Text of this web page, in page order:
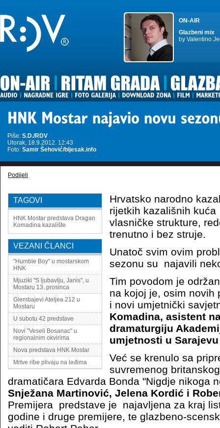
ON-AIR
Glazbeni mix
by Valentino
Piše: S.D./RDV
Utorak, 18.9.2012. 12:43
Foto: Samir Šehović/bljesak.info
Podijeli
TAGOVI
HNK Mostar predstava Dragan
Komadina kazalište
VEZANI ČLANCI
"Humble Boy" u mostarskom
HNK
Mjuzikl ''S ljubavlju, Janis'', u
Mostaru 13. prosinca
Glembajevi Ateljea 212 u
Mostaru
U subotu 42 predstave
Novi "Veseli Bosanac" u
regionalnim okvirima
Nova predstava HNK Mostar
Mrtve ribe plivaju na leđima
Hrvatsko narodno
rijetkih kazališnih
vlasničke strukture,
trenutno i bez struje.
Unatoč svim ovim
sezonu su najavili
Tim povodom je
na kojoj je, osim novih
i novi umjetnički
Komadina, asistent
dramaturgiju
umjetnosti u
Već se krenulo sa
suvremenog
dramatičara Edvarda Bonda "Nigdje nikoga
Snježana Martinović, Jelena Kordić i
Premijera predstave je najavljena za kraj
godine i druge premijere, te glazbeno-